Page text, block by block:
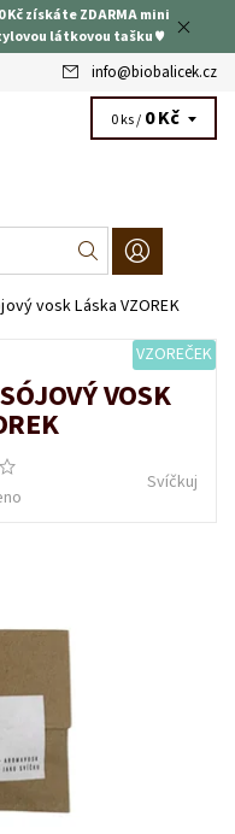
Kč získáte ZDARMA mini
látkovou tašku ♥
info@biobalicek.cz
0 ks / 0 Kč
vosk Láska VZOREK
VZOREČEK
VOSK
Svíčkuj